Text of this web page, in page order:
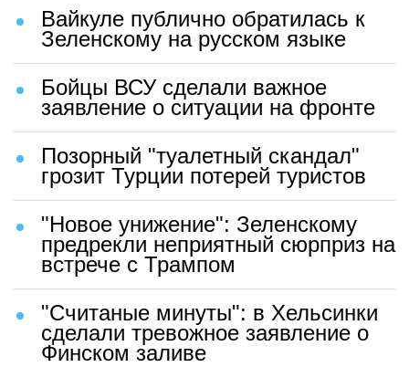
Вайкуле публично обратилась к
Зеленскому на русском языке
Бойцы ВСУ сделали важное
заявление о ситуации на фронте
Позорный "туалетный скандал"
грозит Турции потерей туристов
"Новое унижение": Зеленскому
предрекли неприятный сюрприз на
встрече с Трампом
"Считаные минуты": в Хельсинки
сделали тревожное заявление о
Финском заливе